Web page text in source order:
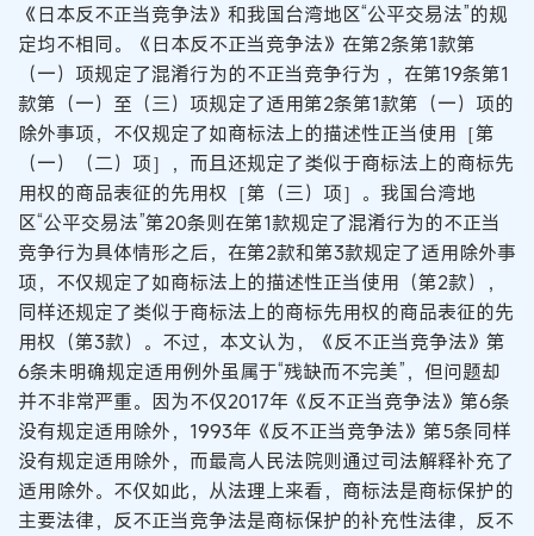
《日本反不正当竞争法》和我国台湾地区“公平交易法”的规
定均不相同。《日本反不正当竞争法》在第2条第1款第
（一）项规定了混淆行为的不正当竞争行为 ，在第19条第1
款第（一）至（三）项规定了适用第2条第1款第（一）项的
除外事项，不仅规定了如商标法上的描述性正当使用［第
（一）（二）项］，而且还规定了类似于商标法上的商标先
用权的商品表征的先用权［第（三）项］。我国台湾地
区“公平交易法”第20条则在第1款规定了混淆行为的不正当
竞争行为具体情形之后，在第2款和第3款规定了适用除外事
项，不仅规定了如商标法上的描述性正当使用（第2款），
同样还规定了类似于商标法上的商标先用权的商品表征的先
用权（第3款）。不过，本文认为，《反不正当竞争法》第
6条未明确规定适用例外虽属于“残缺而不完美”，但问题却
并不非常严重。因为不仅2017年《反不正当竞争法》第6条
没有规定适用除外，1993年《反不正当竞争法》第5条同样
没有规定适用除外，而最高人民法院则通过司法解释补充了
适用除外。不仅如此，从法理上来看，商标法是商标保护的
主要法律，反不正当竞争法是商标保护的补充性法律，反不